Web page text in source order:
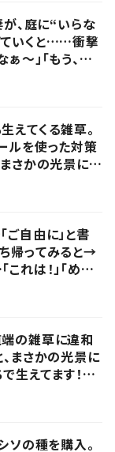
、庭に“いらな
いくと……衝撃
～」「もう、家
の感じ」「素敵
えてくる雑草。
ルを使った対策
さかの光景に
まった〜！」「う
ご自由に」と書
帰ってみると→
れは！」「めち
んなの見た事な
の雑草に違和
、まさかの光景に
で生えてます！」
ソの種を購入。